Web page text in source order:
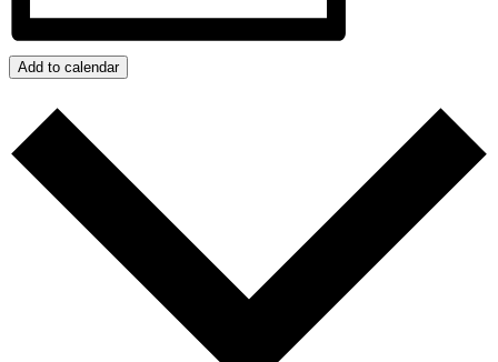
Add to calendar